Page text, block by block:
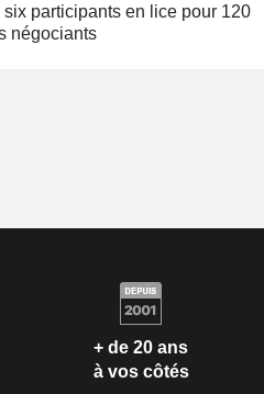
participants en lice pour 120
négociants
+ de 20 ans
à vos côtés